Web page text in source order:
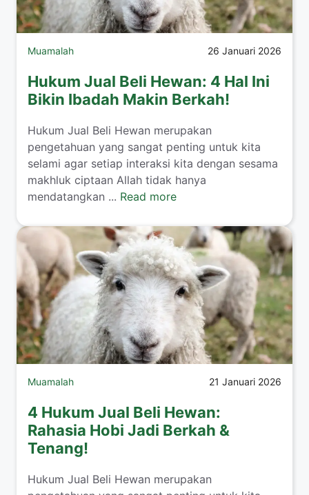
Muamalah 26 Januari 2026
Hukum Jual Beli Hewan: 4 Hal Ini
Bikin Ibadah Makin Berkah!
​Hukum Jual Beli Hewan merupakan
pengetahuan yang sangat penting untuk kita
selami agar setiap interaksi kita dengan sesama
makhluk ciptaan Allah tidak hanya
mendatangkan ... Read more
Muamalah 21 Januari 2026
4 Hukum Jual Beli Hewan:
Rahasia Hobi Jadi Berkah &
Tenang!
​Hukum Jual Beli Hewan merupakan